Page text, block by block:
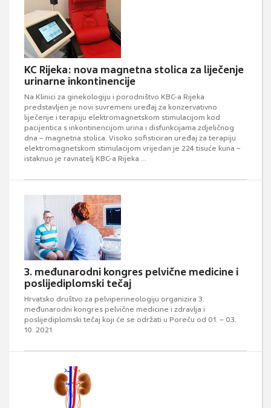
KC Rijeka: nova magnetna stolica za liječenje
urinarne inkontinencije
Na Klinici za ginekologiju i porodništvo KBC-a Rijeka
predstavljen je novi suvremeni uređaj za konzervativno
liječenje i terapiju elektromagnetskom stimulacijom kod
pacijentica s inkontinencijom urina i disfunkcijama zdjeličnog
dna – magnetna stolica. Visoko sofisticiran uređaj za terapiju
elektromagnetskom stimulacijom vrijedan je 224 tisuće kuna –
istaknuo je ravnatelj KBC-a Rijeka ...
3. međunarodni kongres pelvične medicine i
poslijediplomski tečaj
Hrvatsko društvo za pelviperineologiju organizira 3.
međunarodni kongres pelvične medicine i zdravlja i
poslijediplomski tečaj koji će se održati u Poreču od 01. – 03.
10. 2021.